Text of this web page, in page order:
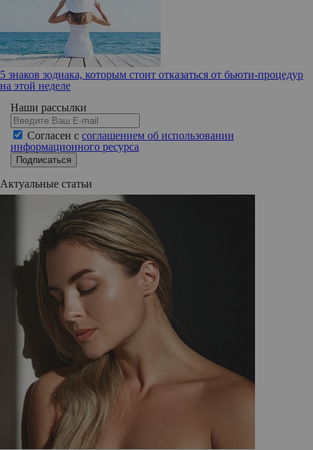
5 знаков зодиака, которым стоит отказаться от бьюти-процедур
на этой неделе
Наши рассылки
Согласен с соглашением об использовании
информационного ресурса
Подписаться
Актуальные статьи